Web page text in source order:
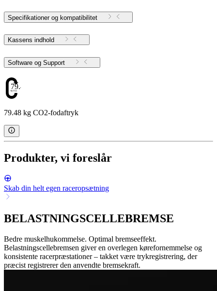
Specifikationer og kompatibilitet
Kassens indhold
Software og Support
79.48
79.48 kg CO2-fodaftryk
Produkter, vi foreslår
Skab din helt egen raceropsætning
BELASTNINGSCELLEBREMSE
Bedre muskelhukommelse. Optimal bremseeffekt.
Belastningscellebremsen giver en overlegen kørefornemmelse og
konsistente racerpræstationer – takket være trykregistrering, der
præcist registrerer den anvendte bremsekraft.